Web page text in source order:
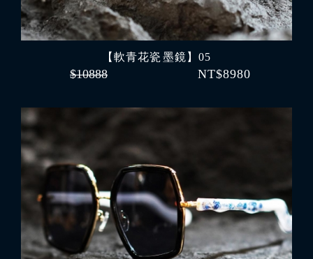
【軟青花瓷 墨鏡】05
$10888 NT$8980